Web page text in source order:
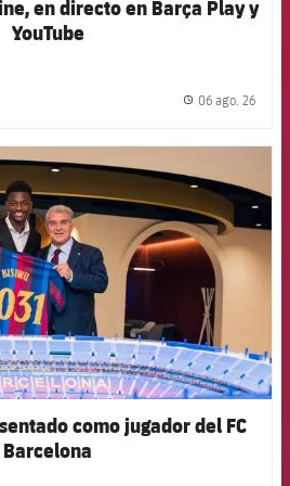
en directo en Barça Play y
YouTube
06 ago. 26
como jugador del FC
Barcelona